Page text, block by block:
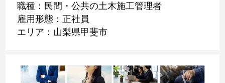
職種：民間・公共の土木施工管理者
雇用形態：正社員
エリア：山梨県甲斐市